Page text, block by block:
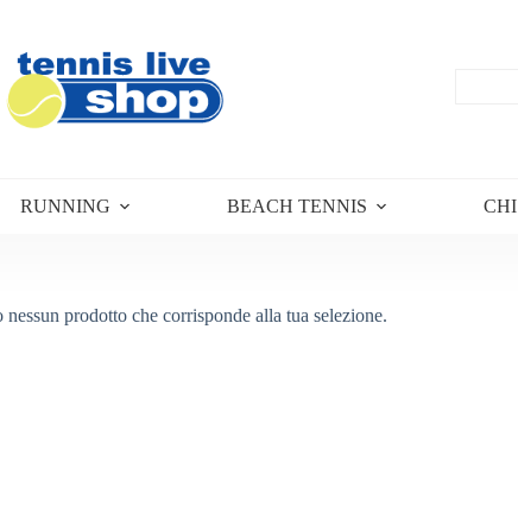
RUNNING BEACH TENNIS
prodotto che corrisponde alla tua selezione.